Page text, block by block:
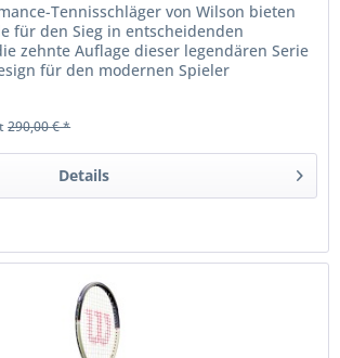
Tennisschläger von Wilson bieten
für den Sieg in entscheidenden
zehnte Auflage dieser legendären Serie
für den modernen Spieler
290,00 € *
Details